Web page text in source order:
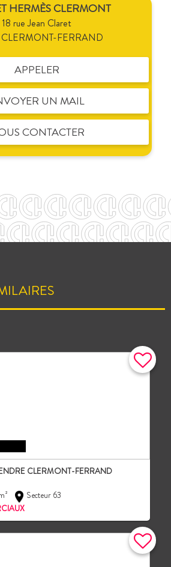
HERMÈS CLERMONT
18 rue Jean Claret
FERRAND
APPELER
UN MAIL
CONTACTER
CLERMONT-FERRAND
Secteur 63